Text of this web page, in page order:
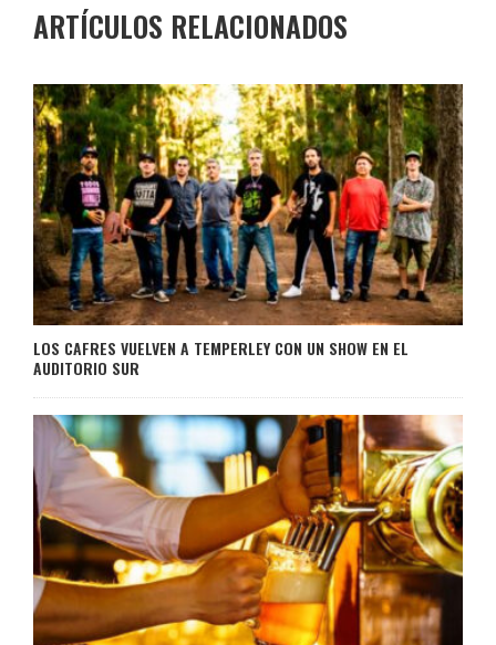
ARTÍCULOS RELACIONADOS
LOS CAFRES VUELVEN A TEMPERLEY CON UN SHOW EN EL
AUDITORIO SUR